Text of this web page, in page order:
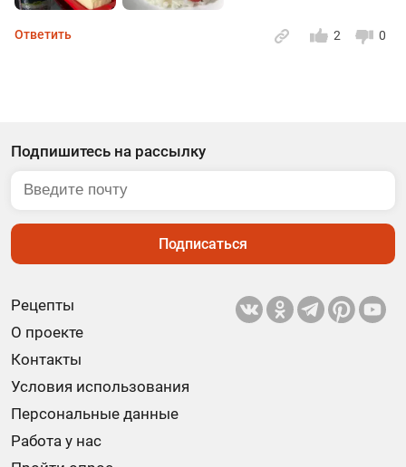
0
2
Ответить
Рецепты
О проекте
Контакты
Условия использования
Персональные данные
Работа у нас
Подпишитесь на рассылку
Подписаться